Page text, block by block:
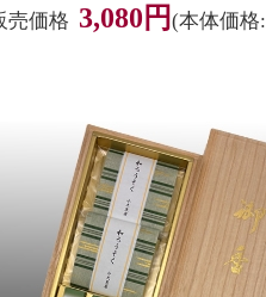
売価格 3,080円(本体価格